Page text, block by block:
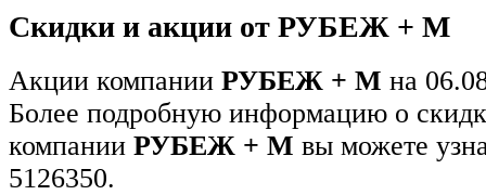
Скидки и акции от РУБЕЖ + М
Акции компании РУБЕЖ + М на
Более подробную информацию о
компании РУБЕЖ + М вы можете
5126350.